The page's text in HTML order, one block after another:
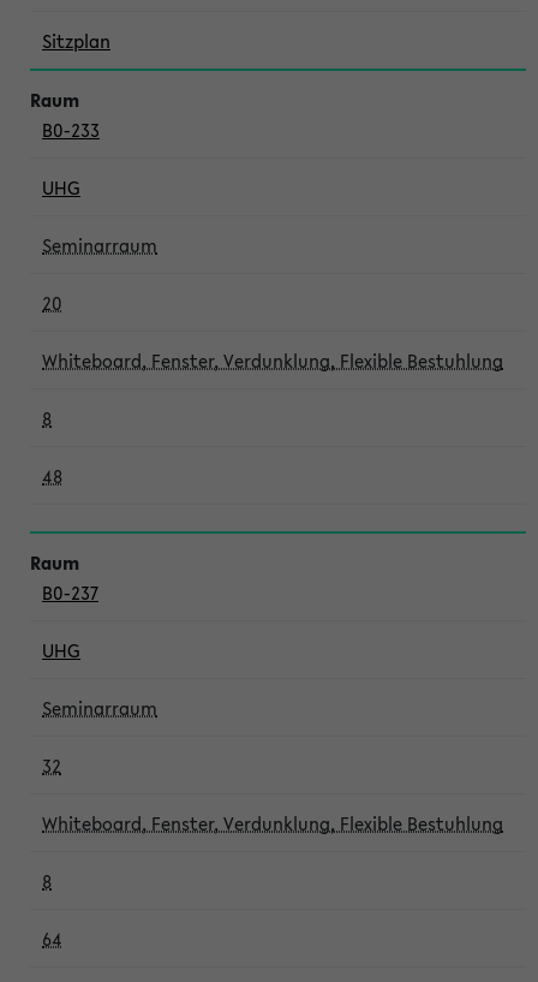
Sitzplan
B0-233
UHG
Seminarraum
20
Whiteboard, Fenster, Verdunklung, Flexible Bestuhlung
8
48
B0-237
UHG
Seminarraum
32
Whiteboard, Fenster, Verdunklung, Flexible Bestuhlung
8
64